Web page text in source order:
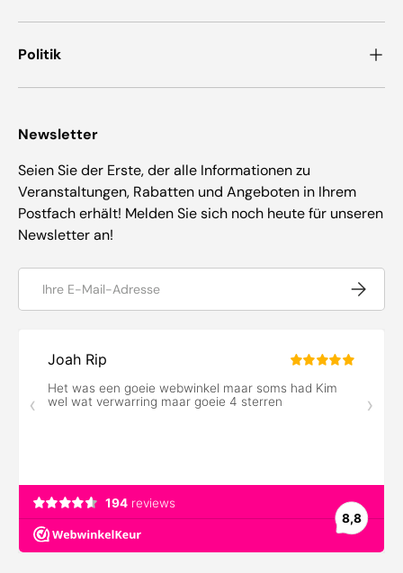
Politik
Newsletter
Seien Sie der Erste, der alle Informationen zu
Veranstaltungen, Rabatten und Angeboten in Ihrem
Postfach erhält! Melden Sie sich noch heute für unseren
Newsletter an!